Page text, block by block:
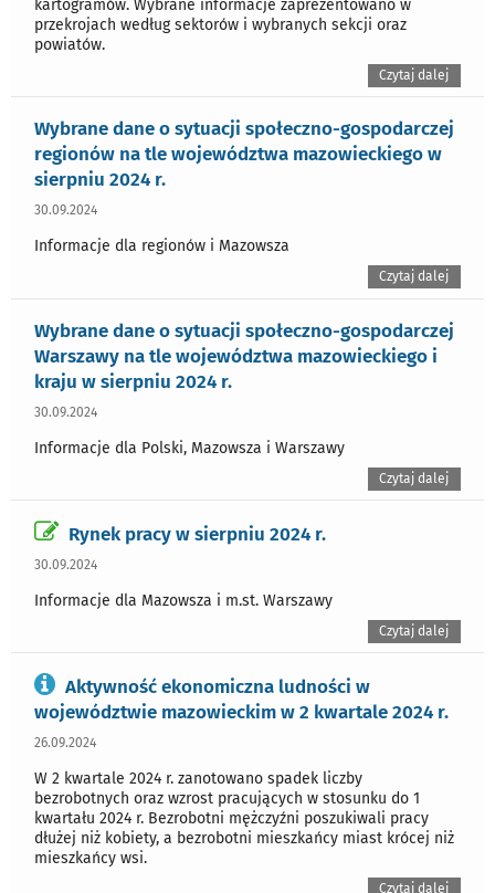
kartogramów. Wybrane informacje zaprezentowano w
przekrojach według sektorów i wybranych sekcji oraz
powiatów.
Czytaj dalej
Wybrane dane o sytuacji społeczno-gospodarczej
regionów na tle województwa mazowieckiego w
sierpniu 2024 r.
30.09.2024
Informacje dla regionów i Mazowsza
Czytaj dalej
Wybrane dane o sytuacji społeczno-gospodarczej
Warszawy na tle województwa mazowieckiego i
kraju w sierpniu 2024 r.
30.09.2024
Informacje dla Polski, Mazowsza i Warszawy
Czytaj dalej
Rynek pracy w sierpniu 2024 r.
30.09.2024
Informacje dla Mazowsza i m.st. Warszawy
Czytaj dalej
Aktywność ekonomiczna ludności w
województwie mazowieckim w 2 kwartale 2024 r.
26.09.2024
W 2 kwartale 2024 r. zanotowano spadek liczby
bezrobotnych oraz wzrost pracujących w stosunku do 1
kwartału 2024 r. Bezrobotni mężczyźni poszukiwali pracy
dłużej niż kobiety, a bezrobotni mieszkańcy miast krócej niż
mieszkańcy wsi.
Czytaj dalej